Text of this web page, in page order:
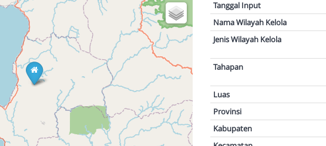
Tanggal Input
Nama Wilayah Kelola
Jenis Wilayah Kelola
Tahapan
Luas
Provinsi
Kabupaten